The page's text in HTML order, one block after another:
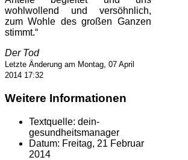
wohlwollend und versöhnlich,
zum Wohle des großen Ganzen
stimmt.“
Der Tod
Letzte Änderung am Montag, 07 April
2014 17:32
Weitere Informationen
Textquelle: dein-
gesundheitsmanager
Datum: Freitag, 21 Februar
2014